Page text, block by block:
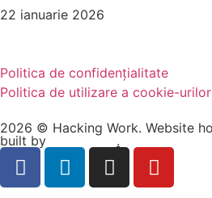
22 ianuarie 2026
Politica de confidențialitate
Politica de utilizare a cookie-urilor
2026 © Hacking Work. Website
built by
Ionuț Sabo .